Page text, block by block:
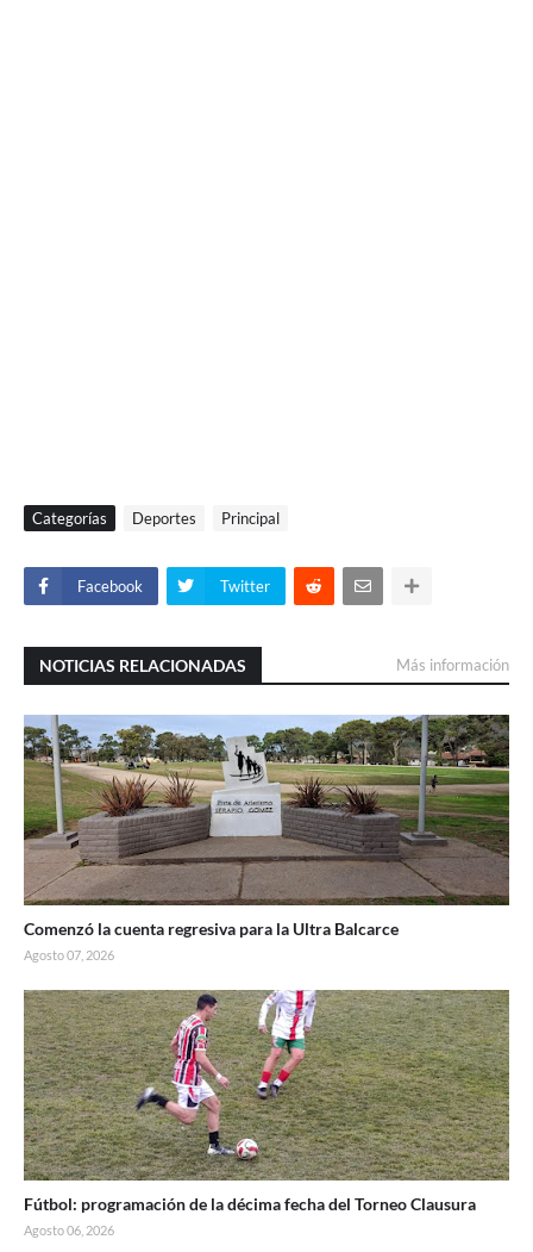
Categorías Deportes Principal
Facebook Twitter
NOTICIAS RELACIONADAS Más información
Comenzó la cuenta regresiva para la Ultra Balcarce
Agosto 07, 2026
Fútbol: programación de la décima fecha del Torneo Clausura
Agosto 06, 2026